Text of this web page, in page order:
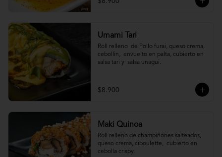
Umami Tari
Roll relleno  de Pollo furai, queso crema,
cebollin,  envuelto en palta, cubierto en
salsa tari y  salsa unagui.
$8.900
Maki Quinoa
​Roll relleno de champiñones salteados,
queso crema, ciboulette,  cubierto en
cebolla crispy.